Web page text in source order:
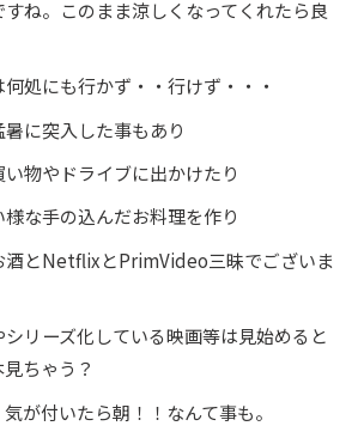
ね。このまま涼しくなってくれたら良
処にも行かず・・行けず・・・
に突入した事もあり
物やドライブに出かけたり
な手の込んだお料理を作り
酒とNetflixとPrimVideo三昧でございま
リーズ化している映画等は見始めると
ちゃう？
が付いたら朝！！なんて事も。